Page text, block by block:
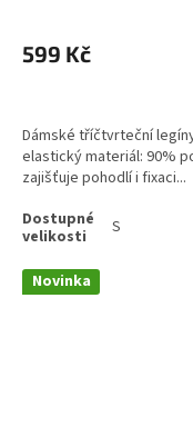
599 Kč
Dámské tříčtvrteční
elastický materiál: 90%
zajišťuje pohodlí i fixaci...
S
Novinka